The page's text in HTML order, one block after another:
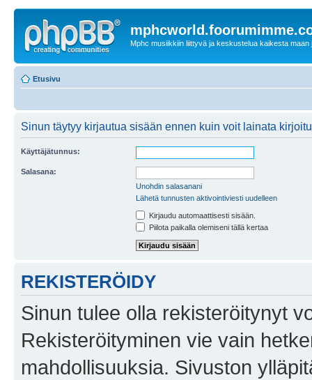
Mphc musiikkiin liittyvä ja keskustelua kaikesta maan
Etusivu
Sinun täytyy kirjautua sisään ennen kuin voit lainata
Käyttäjätunnus:
Salasana:
Unohdin salasanani
Lähetä tunnusten aktivointiviesti uudelleen
Kirjaudu automaattisesti sisään.
Piilota paikalla olemiseni tällä kertaa
REKISTERÖIDY
Sinun tulee olla rekisteröitynyt
Rekisteröityminen vie vain
mahdollisuuksia. Sivuston